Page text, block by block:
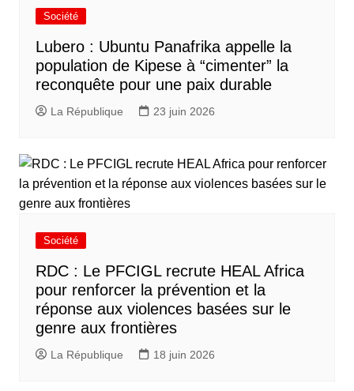
Société
Lubero : Ubuntu Panafrika appelle la
population de Kipese à “cimenter” la
reconquête pour une paix durable
La République 23 juin 2026
Société
RDC : Le PFCIGL recrute HEAL Africa
pour renforcer la prévention et la
réponse aux violences basées sur le
genre aux frontières
La République 18 juin 2026